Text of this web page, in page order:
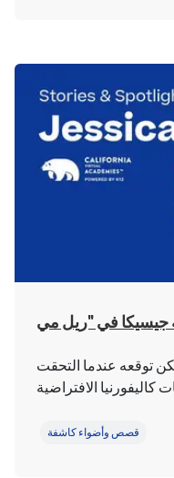
توقعه عندما التحقت
قصص وأضواء كاشفة